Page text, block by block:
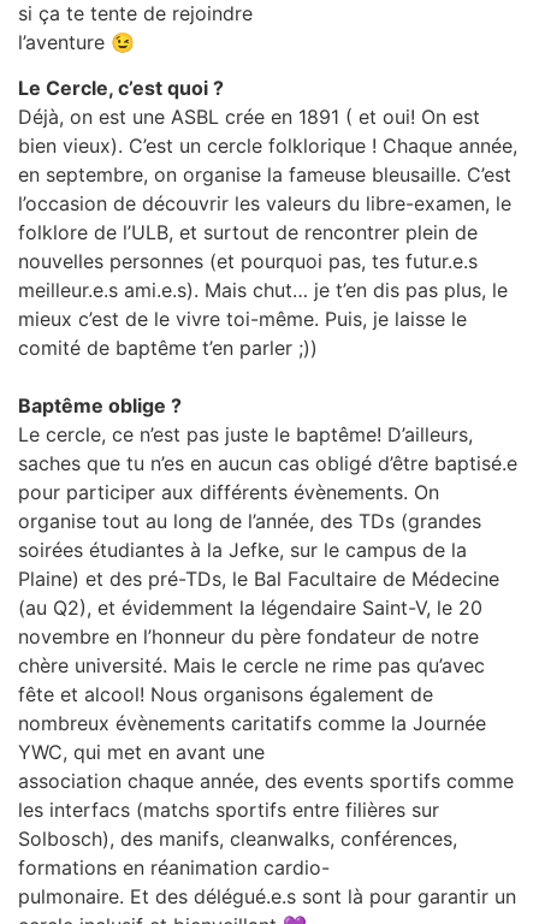
si ça te tente de rejoindre
l’aventure 😉
Le Cercle, c’est quoi ?
Déjà, on est une ASBL crée en 1891 ( et oui! On est
bien vieux). C’est un cercle folklorique ! Chaque année,
en septembre, on organise la fameuse bleusaille. C’est
l’occasion de découvrir les valeurs du libre-examen, le
folklore de l’ULB, et surtout de rencontrer plein de
nouvelles personnes (et pourquoi pas, tes futur.e.s
meilleur.e.s ami.e.s). Mais chut… je t’en dis pas plus, le
mieux c’est de le vivre toi-même. Puis, je laisse le
comité de baptême t’en parler ;))
Baptême oblige ?
Le cercle, ce n’est pas juste le baptême! D’ailleurs,
saches que tu n’es en aucun cas obligé d’être baptisé.e
pour participer aux différents évènements. On
organise tout au long de l’année, des TDs (grandes
soirées étudiantes à la Jefke, sur le campus de la
Plaine) et des pré-TDs, le Bal Facultaire de Médecine
(au Q2), et évidemment la légendaire Saint-V, le 20
novembre en l’honneur du père fondateur de notre
chère université. Mais le cercle ne rime pas qu’avec
fête et alcool! Nous organisons également de
nombreux évènements caritatifs comme la Journée
YWC, qui met en avant une
association chaque année, des events sportifs comme
les interfacs (matchs sportifs entre filières sur
Solbosch), des manifs, cleanwalks, conférences,
formations en réanimation cardio-
pulmonaire. Et des délégué.e.s sont là pour garantir un